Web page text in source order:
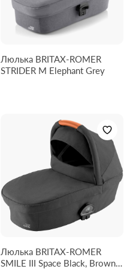
Люлька BRITAX-ROMER
STRIDER M Elephant Grey
Люлька BRITAX-ROMER
SMILE III Space Black, Brown